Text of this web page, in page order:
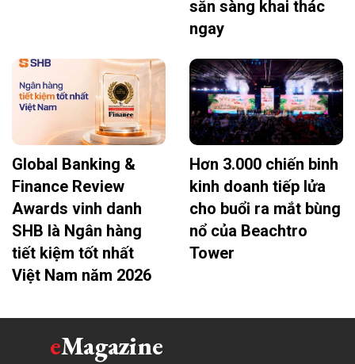
sẵn sàng khai thác
ngay
Global Banking &
Finance Review
Awards vinh danh
SHB là Ngân hàng
tiết kiệm tốt nhất
Việt Nam năm 2026
Hơn 3.000 chiến binh
kinh doanh tiếp lửa
cho buổi ra mắt bùng
nổ của Beachtro
Tower
eMagazine